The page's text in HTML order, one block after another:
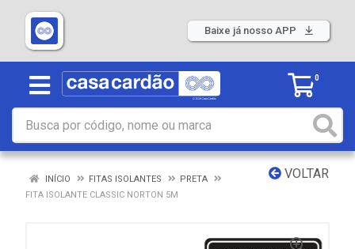
Baixe já nosso APP
0
VOLTAR
INÍCIO FITAS ISOLANTES
PRETA
FITA ISOLANTE CLASSIC NORTON 5M